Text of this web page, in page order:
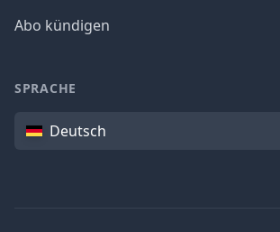
Abo kündigen
SPRACHE
SpracheDeutsch